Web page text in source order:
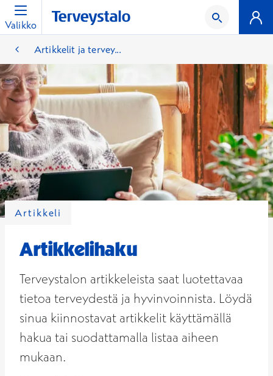
Valikko
Artikkelit ja tervey...
Artikkeli
Artikkelihaku
Terveystalon artikkeleista saat luotettavaa
tietoa terveydestä ja hyvinvoinnista. Löydä
sinua kiinnostavat artikkelit käyttämällä
hakua tai suodattamalla listaa aiheen
mukaan.